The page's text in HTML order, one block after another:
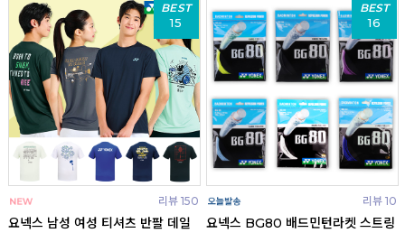
BEST
15
리뷰 150
요넥스 남성 여성 티셔츠 반팔 데일
BEST
16
리뷰 10
요넥스 BG80 배드민턴라켓 스트링